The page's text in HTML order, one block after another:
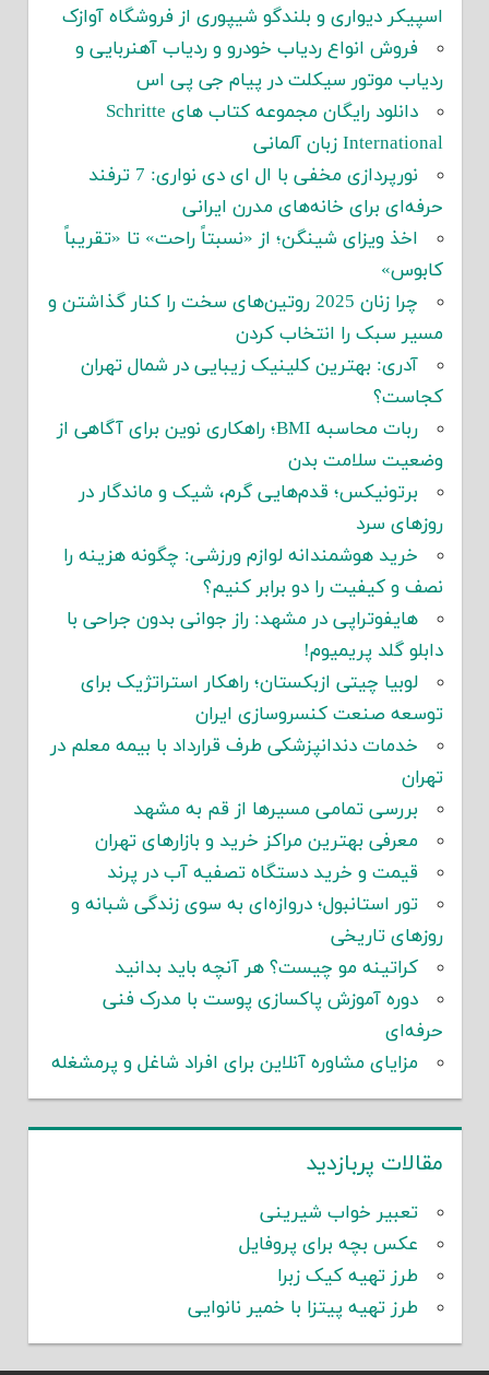
اسپیکر دیواری و بلندگو شیپوری از فروشگاه آوازک
فروش انواع ردیاب خودرو و ردیاب آهنربایی و
ردیاب موتور سیکلت در پیام جی پی اس
دانلود رایگان مجموعه کتاب های Schritte
International زبان آلمانی
نورپردازی مخفی با ال ای دی نواری: 7 ترفند
حرفه‌ای برای خانه‌های مدرن ایرانی
اخذ ویزای شینگن؛ از «نسبتاً راحت» تا «تقریباً
کابوس»
چرا زنان 2025 روتین‌های سخت را کنار گذاشتن و
مسیر سبک را انتخاب کردن
آدری: بهترین کلینیک زیبایی در شمال تهران
کجاست؟
ربات محاسبه BMI؛ راهکاری نوین برای آگاهی از
وضعیت سلامت بدن
برتونیکس؛ قدم‌هایی گرم، شیک و ماندگار در
روزهای سرد
خرید هوشمندانه لوازم ورزشی: چگونه هزینه را
نصف و کیفیت را دو برابر کنیم؟
هایفوتراپی در مشهد: راز جوانی بدون جراحی با
دابلو گلد پریمیوم!
لوبیا چیتی ازبکستان؛ راهکار استراتژیک برای
توسعه صنعت کنسروسازی ایران
خدمات دندانپزشکی طرف قرارداد با بیمه معلم در
تهران
بررسی تمامی مسیرها از قم به مشهد
معرفی بهترین مراکز خرید و بازارهای تهران
قیمت و خرید دستگاه تصفیه آب در پرند
تور استانبول؛ دروازه‌ای به سوی زندگی شبانه و
روزهای تاریخی
کراتینه مو چیست؟ هر آنچه باید بدانید
دوره آموزش پاکسازی پوست با مدرک فنی
حرفه‌ای
مزایای مشاوره آنلاین برای افراد شاغل و پرمشغله
مقالات پربازدید
تعبیر خواب شیرینی
عکس بچه برای پروفایل
طرز تهیه کیک زبرا
طرز تهیه پیتزا با خمیر نانوایی